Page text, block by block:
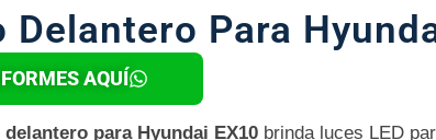
Delantero Para
AQUÍ
para Hyundai EX10 brinda luces LED